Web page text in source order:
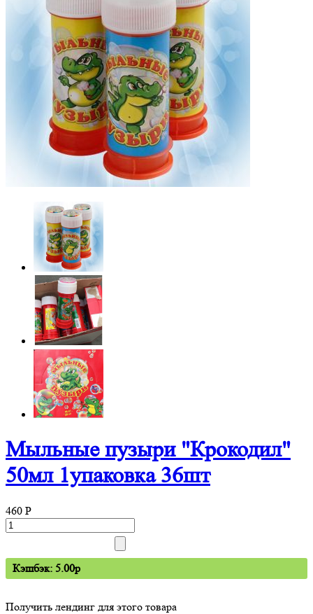
Мыльные пузыри "Крокодил"
50мл 1упаковка 36шт
460 P
Кэшбэк: 5.00p
Получить лендинг для этого товара